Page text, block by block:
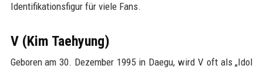
Identifikationsfigur für viele Fans.
V (Kim Taehyung)
Geboren am 30. Dezember 1995 in Daegu, wird V oft als „Idol